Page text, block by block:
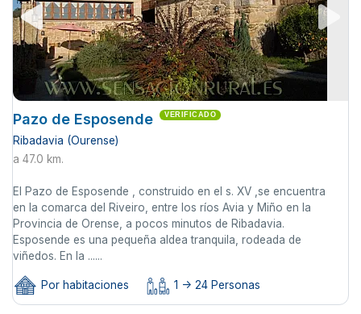
Pazo de Esposende VERIFICADO
Ribadavia (Ourense)
a 47.0 km.
El Pazo de Esposende , construido en el s. XV ,se encuentra
en la comarca del Riveiro, entre los ríos Avia y Miño en la
Provincia de Orense, a pocos minutos de Ribadavia.
Esposende es una pequeña aldea tranquila, rodeada de
viñedos. En la ......
Por habitaciones 1 -> 24 Personas